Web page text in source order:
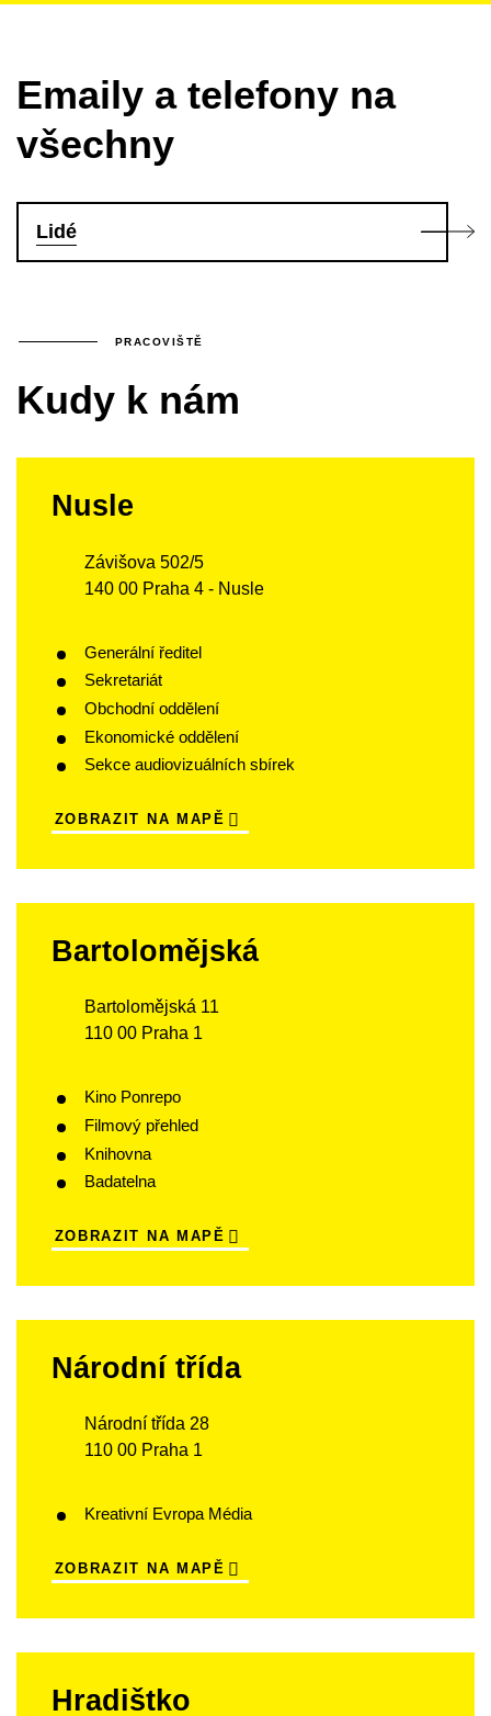
Emaily a telefony na
všechny
Lidé
PRACOVIŠTĚ
Kudy k nám
Nusle
Závišova 502/5
140 00 Praha 4 - Nusle
Generální ředitel
Sekretariát
Obchodní oddělení
Ekonomické oddělení
Sekce audiovizuálních sbírek
ZOBRAZIT NA MAPĚ
Bartolomějská
Bartolomějská 11
110 00 Praha 1
Kino Ponrepo
Filmový přehled
Knihovna
Badatelna
ZOBRAZIT NA MAPĚ
Národní třída
Národní třída 28
110 00 Praha 1
Kreativní Evropa Média
ZOBRAZIT NA MAPĚ
Hradištko